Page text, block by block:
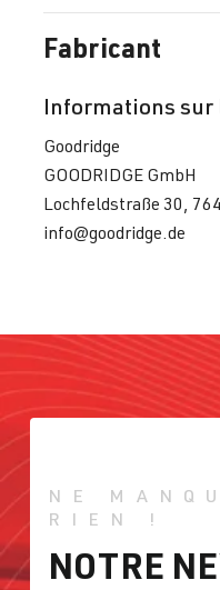
Fabricant
Informations
Goodridge
GOODRIDGE GmbH
Lochfeldstraße 30,
info@goodridge.de
NE
RIEN !
NOTRE